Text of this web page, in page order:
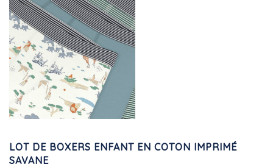
LOT DE BOXERS ENFANT EN COTON IMPRIMÉ
SAVANE